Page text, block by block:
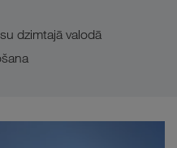
dzimtajā valodā